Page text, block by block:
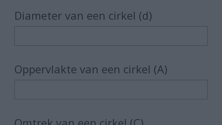
Diameter van een cirkel (d)
Oppervlakte van een cirkel (A)